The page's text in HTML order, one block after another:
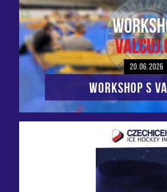
20.06.2026
Workshop s